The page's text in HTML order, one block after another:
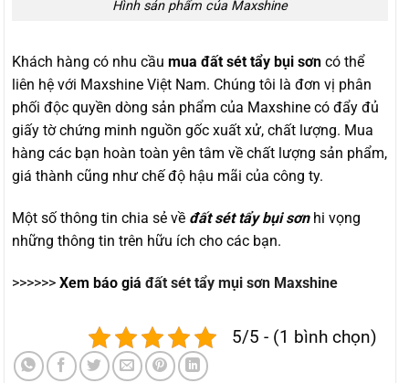
Hình sản phẩm của Maxshine
Khách hàng có nhu cầu mua đất sét tẩy bụi sơn có thể
liên hệ với Maxshine Việt Nam. Chúng tôi là đơn vị phân
phối độc quyền dòng sản phẩm của Maxshine có đẩy đủ
giấy tờ chứng minh nguồn gốc xuất xử, chất lượng. Mua
hàng các bạn hoàn toàn yên tâm về chất lượng sản phẩm,
giá thành cũng như chế độ hậu mãi của công ty.
Một số thông tin chia sẻ về đất sét tẩy bụi sơnhi vọng
những thông tin trên hữu ích cho các bạn.
>>>>>> Xem báo giá đất sét tẩy mụi sơn Maxshine
5/5 - (1 bình chọn)